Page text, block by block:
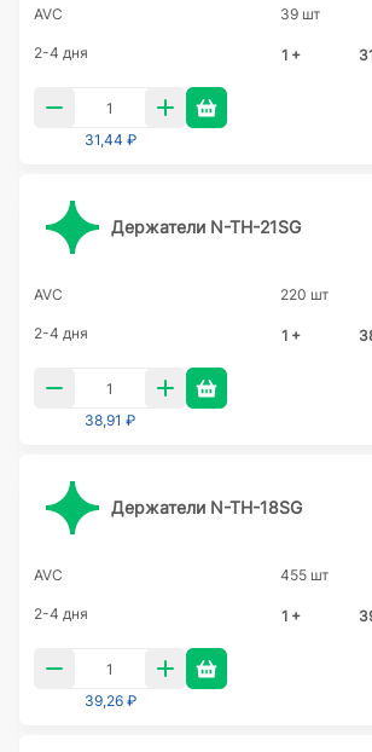
AVC 39 шт
2-4 дня 1 +
31,44 ₽
Держатели N-TH-21SG
AVC 220 шт
2-4 дня 1 +
38,91 ₽
Держатели N-TH-18SG
AVC 455 шт
2-4 дня 1 +
39,26 ₽